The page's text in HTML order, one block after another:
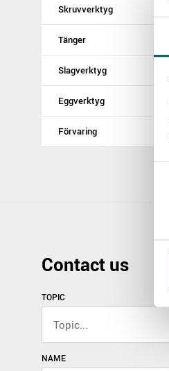
Skruvverktyg
Tänger
Slagverktyg
Eggverktyg
Förvaring
Contact us
TOPIC
NAME